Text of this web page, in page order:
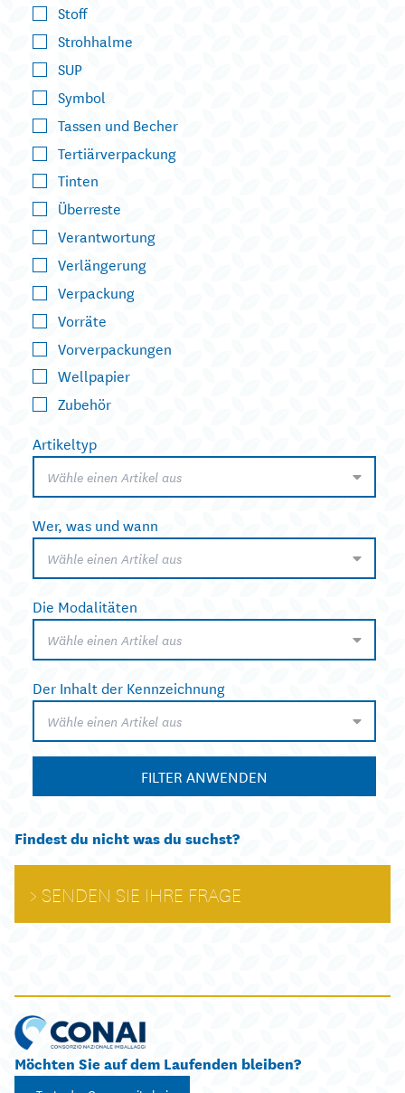
Stoff
Strohhalme
SUP
Symbol
Tassen und Becher
Tertiärverpackung
Tinten
Überreste
Verantwortung
Verlängerung
Verpackung
Vorräte
Vorverpackungen
Wellpapier
Zubehör
Artikeltyp
Wähle einen Artikel aus
Wer, was und wann
Wähle einen Artikel aus
Die Modalitäten
Wähle einen Artikel aus
Der Inhalt der Kennzeichnung
Wähle einen Artikel aus
FILTER ANWENDEN
Findest du nicht was du suchst?
SENDEN SIE IHRE FRAGE
Möchten Sie auf dem Laufenden bleiben?